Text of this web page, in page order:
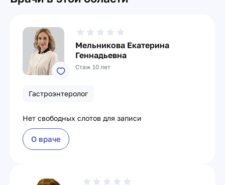
Мельникова Екатерина
Геннадьевна
Стаж 10 лет
Гастроэнтеролог
Нет свободных слотов для записи
О враче